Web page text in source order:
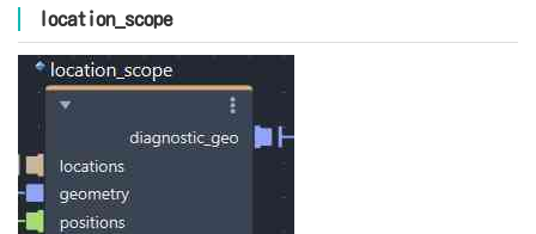
location_scope